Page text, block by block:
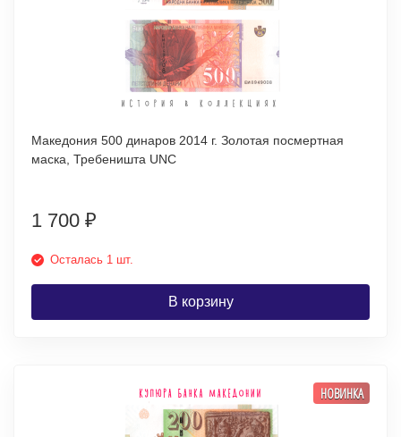
Македония 500 динаров 2014 г. Золотая посмертная
маска, Требеништа UNC
1 700 ₽
Осталась 1 шт.
В корзину
НОВИНКА